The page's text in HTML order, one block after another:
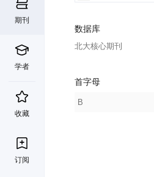
期刊
学者
收藏
订阅
数据库
北大核心期刊
首字母
B